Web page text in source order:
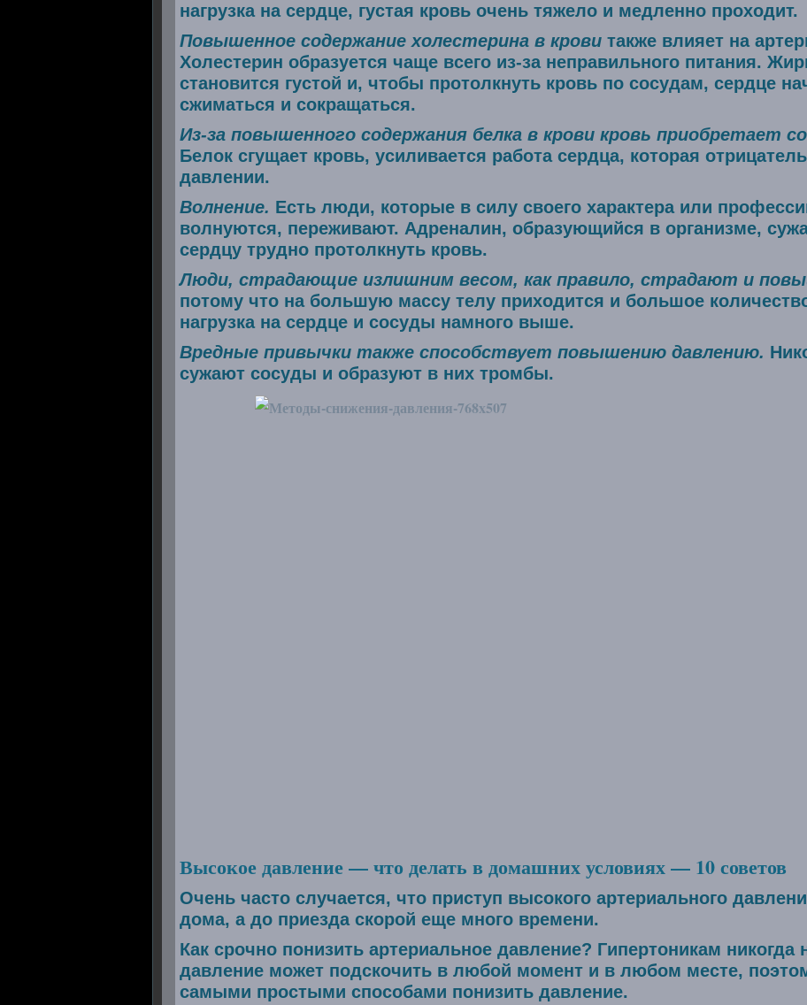
нагрузка на сердце, густая кровь очень тяжело и медленно проходит.
Повышенное содержание холестерина в крови также влияет на
Холестерин образуется чаще всего из-за неправильного питания.
становится густой и, чтобы протолкнуть кровь по сосудам, сердце
сжиматься и сокращаться.
Из-за повышенного содержания белка в крови кровь приобретает
Белок сгущает кровь, усиливается работа сердца, которая
давлении.
Волнение. Есть люди, которые в силу своего характера или
волнуются, переживают. Адреналин, образующийся в организме,
сердцу трудно протолкнуть кровь.
Люди, страдающие излишним весом, как правило, страдают и
потому что на большую массу телу приходится и большое
нагрузка на сердце и сосуды намного выше.
Вредные привычки также способствует повышению давлению.
сужают сосуды и образуют в них тромбы.
Высокое давление — что делать в домашних условиях — 10 советов
Очень часто случается, что приступ высокого артериального
дома, а до приезда скорой еще много времени.
Как срочно понизить артериальное давление? Гипертоникам никогда
давление может подскочить в любой момент и в любом месте,
самыми простыми способами понизить давление.